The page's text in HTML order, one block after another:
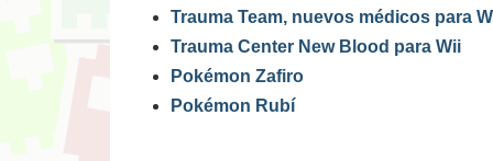
Trauma Team, nuevos médicos para
Trauma Center New Blood para Wii
Pokémon Zafiro
Pokémon Rubí